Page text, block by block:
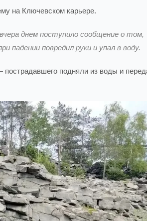
на Ключевском карьере.
днем поступило сообщение о том,
падении повредил руки и упал в воду.
подняли из воды и